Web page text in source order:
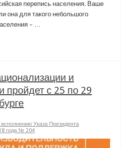
перепись населения. Ваше
она для такого небольшого
– …
и
пройдет с 25 по 29
Указа Президента
года № 204